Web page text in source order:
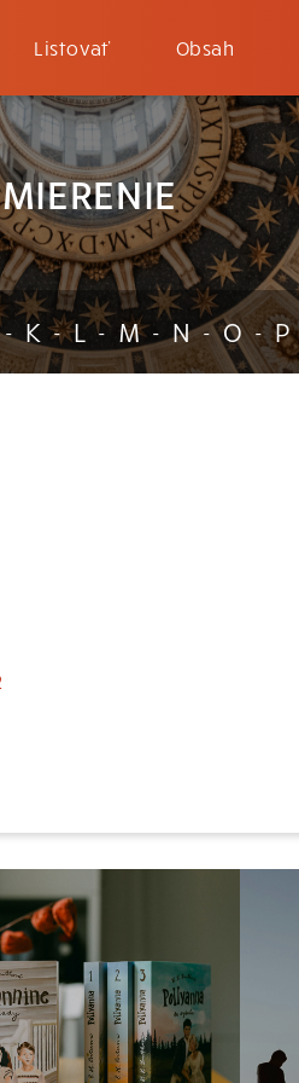
Listovať Obsah
- K - L - M - N - O - P